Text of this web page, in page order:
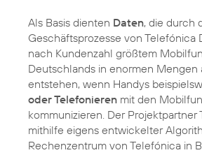
Als Basis dienten Daten, die durch
Geschäftsprozesse von Telefónica
nach Kundenzahl größtem
Deutschlands in enormen Mengen
entstehen, wenn Handys
oder Telefonieren mit den
kommunizieren. Der Projektpartner
mithilfe eigens entwickelter
Rechenzentrum von Telefónica in